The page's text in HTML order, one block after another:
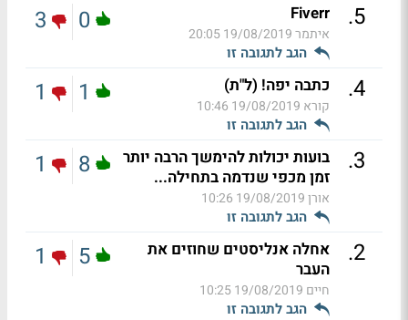
5
.
Fiverr
איתמר19/08/2019 20:05
הגב לתגובה זו
0
3
4
. כתבה יפה! (ל"ת)
קורא 19/08/2019 10:46
הגב לתגובה זו
1
1
3
.
בועות יכולות להימשך הרבה יותר
זמן מכפי שנדמה בתחילה...
אורן19/08/2019 10:26
הגב לתגובה זו
8
1
2
.
אחלה אנליסטים שחוזים את
העבר
חיים 19/08/2019 10:25
הגב לתגובה זו
5
1